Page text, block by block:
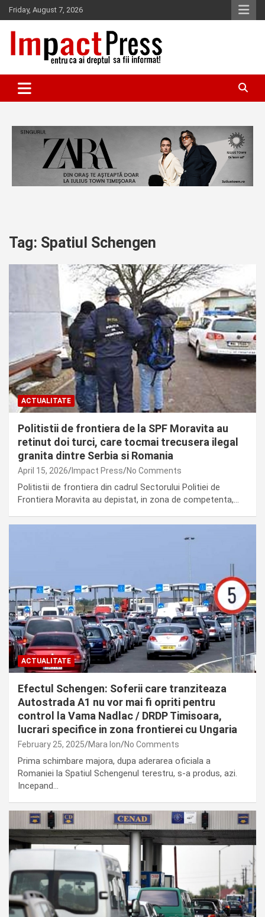
Skip
to
content
Friday, August 7, 2026
IMPACTPRESS
Tag: Spatiul Schengen
ACTUALITATE
Politistii de frontiera de la SPF Moravita au
retinut doi turci, care tocmai trecusera ilegal
granita dintre Serbia si Romania
April 15, 2026 Impact Press No Comments
Politistii de frontiera din cadrul Sectorului Politiei de
Frontiera Moravita au depistat, in zona de competenta,…
ACTUALITATE
Efectul Schengen: Soferii care tranziteaza
Autostrada A1 nu vor mai fi opriti pentru
control la Vama Nadlac / DRDP Timisoara,
lucrari specifice in zona frontierei cu Ungaria
February 25, 2025 Mara Ion No Comments
Prima schimbare majora, dupa aderarea oficiala a
Romaniei la Spatiul Schengenul terestru, s-a produs, azi.
Incepand…